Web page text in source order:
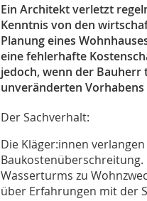
Ein Architekt verletzt
Kenntnis von den
Planung eines
eine fehlerhafte
jedoch, wenn der
unveränderten
Der Sachverhalt:
Die Kläger:innen
Baukostenüberschreitung.
Wasserturms zu
über Erfahrungen mit der